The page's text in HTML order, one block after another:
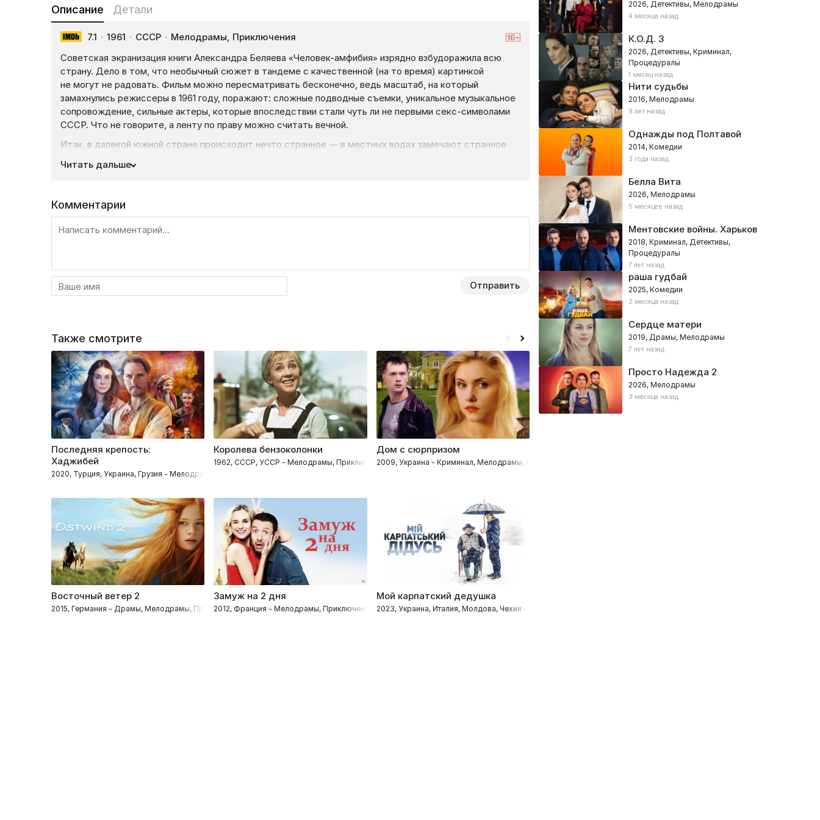
Описание Детали
7.1 · 1961 · СССР · Мелодрамы, Приключения
Советская экранизация книги Александра Беляева «Человек-амфибия» изрядно взбудоражила всю
страну. Дело в том, что необычный сюжет в тандеме с качественной (на то время) картинкой
не могут не радовать. Фильм можно пересматривать бесконечно, ведь масштаб, на который
замахнулись режиссеры в 1961 году, поражают: сложные подводные съемки, уникальное музыкальное
сопровождение, сильные актеры, которые впоследствии стали чуть ли не первыми секс-символами
СССР. Что не говорите, а ленту по праву можно считать вечной.
Итак, в далекой южной стране происходит нечто странное — в местных водах замечают странное
жестокий дон Педро Зурита — хочет выследить неизвестного и словить. Впрочем, его жена,
не станет прежней. Смотрите историю любви, от которой невозможно оторвать глаз.
Читать дальше
Комментарии
Отправить
2026, Детективы, Мелодрамы
4 месяца назад
К.О.Д. 3
2026, Детективы, Криминал,
Процедуралы
1 месяц назад
Нити судьбы
2016, Мелодрамы
9 лет назад
Однажды под Полтавой
2014, Комедии
3 года назад
Белла Вита
2026, Мелодрамы
5 месяцев назад
Ментовские войны. Харьков
2018, Криминал, Детективы,
Процедуралы
7 лет назад
раша гудбай
2025, Комедии
2 месяца назад
Сердце матери
2019, Драмы, Мелодрамы
7 лет назад
Просто Надежда 2
2026, Мелодрамы
3 месяца назад
Также смотрите
Последняя крепость:
Хаджибей
2020, Турция, Украина, Грузия – Мелодрамы, Приключения, Исторические
Королева бензоколонки
1962, СССР, УССР – Мелодрамы, Приключения, Комедии
Дом с сюрпризом
2009, Украина – Криминал, Мелодрамы, Приключения, Боевики
Восточный ветер 2
2015, Германия – Драмы, Мелодрамы, Приключения, Семейные
Замуж на 2 дня
2012, Франция – Мелодрамы, Приключения, Комедии
Мой карпатский дедушка
2023, Украина, Италия, Молдова, Чехия – Комедии, Семейные, Мелодрамы